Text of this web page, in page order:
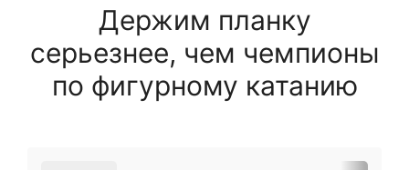
Держим планку
серьезнее, чем чемпионы
по фигурному катанию